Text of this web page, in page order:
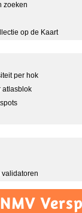
zoeken
op de Kaart
per hok
atlasblok
validatoren
NMV